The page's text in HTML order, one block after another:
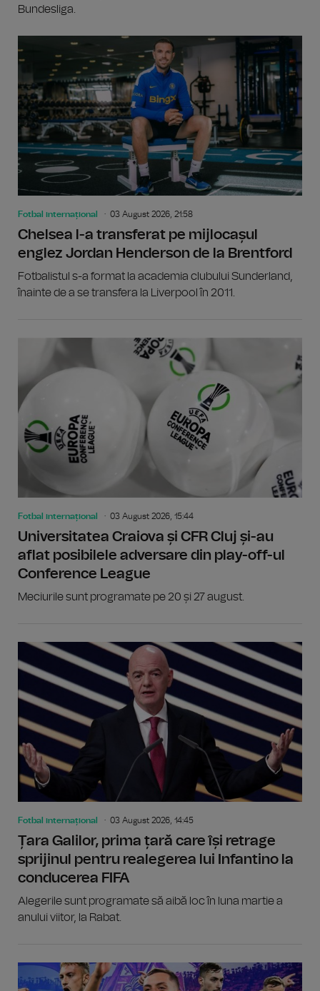
Bundesliga.
Fotbal internațional 03 August 2026, 21:58
Chelsea l-a transferat pe mijlocașul
englez Jordan Henderson de la Brentford
Fotbalistul s-a format la academia clubului Sunderland,
înainte de a se transfera la Liverpool în 2011.
Fotbal internațional 03 August 2026, 15:44
Universitatea Craiova și CFR Cluj și-au
aflat posibilele adversare din play-off-ul
Conference League
Meciurile sunt programate pe 20 și 27 august.
Fotbal internațional 03 August 2026, 14:45
Țara Galilor, prima țară care își retrage
sprijinul pentru realegerea lui Infantino la
conducerea FIFA
Alegerile sunt programate să aibă loc în luna martie a
anului viitor, la Rabat.